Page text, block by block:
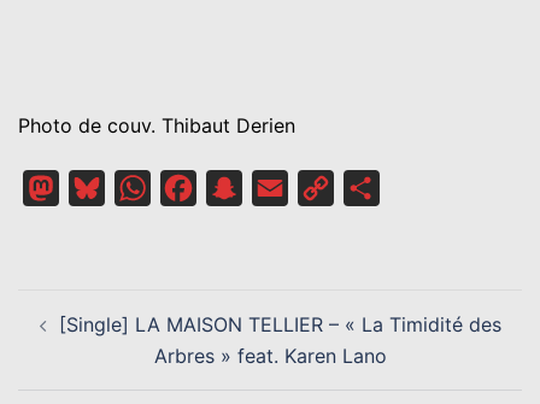
Photo de couv. Thibaut Derien
MastodonBlueskyWhatsAppFacebookSnapchat
Email
Copy
D’ARTICLE
[Single] LA MAISON TELLIER – « La Timidité des
Arbres » feat. Karen Lano